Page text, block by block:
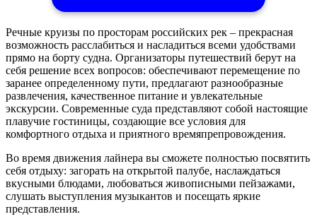
Речные круизы по просторам российских рек – прекрасная
возможность расслабиться и насладиться всеми удобствами
прямо на борту судна. Организаторы путешествий берут на
себя решение всех вопросов: обеспечивают перемещение по
заранее определенному пути, предлагают разнообразные
развлечения, качественное питание и увлекательные
экскурсии. Современные суда представляют собой настоящие
плавучие гостиницы, создающие все условия для
комфортного отдыха и приятного времяпрепровождения.
Во время движения лайнера вы сможете полностью посвятить
себя отдыху: загорать на открытой палубе, наслаждаться
вкусными блюдами, любоваться живописными пейзажами,
слушать выступления музыкантов и посещать яркие
представления.